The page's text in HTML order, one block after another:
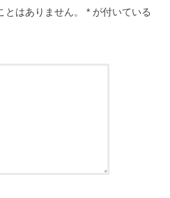
はありません。 * が付いている